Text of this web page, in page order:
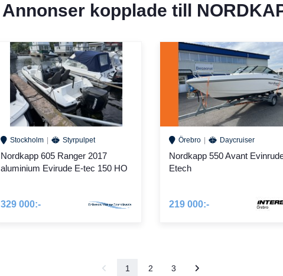
Annonser kopplade till
Stockholm Styrpulpet
Nordkapp 605 Ranger 2017
aluminium Evirude E-tec 150 HO
329 000:-
Örebro Daycruiser
Nordkapp 550 Avant
Etech
219 000:-
1 2 3